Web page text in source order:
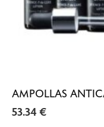
AMPOLLAS
53.34 €